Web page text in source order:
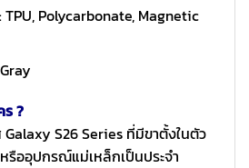
Polycarbonate, Magnetic
?
S26 Series ที่มีขาตั้งในตัว
รืออุปกรณ์แม่เหล็กเป็นประจำ